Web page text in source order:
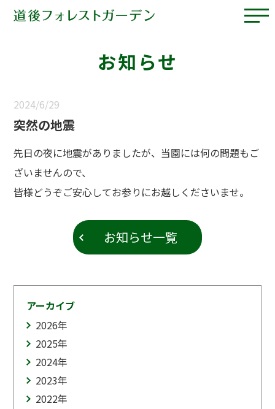
お知らせ
2024/6/29
突然の地震
先日の夜に地震がありましたが、当園には何の問題もご
ざいませんので、
皆様どうぞご安心してお参りにお越しくださいませ。
お知らせ一覧
アーカイブ
2026年
2025年
2024年
2023年
2022年